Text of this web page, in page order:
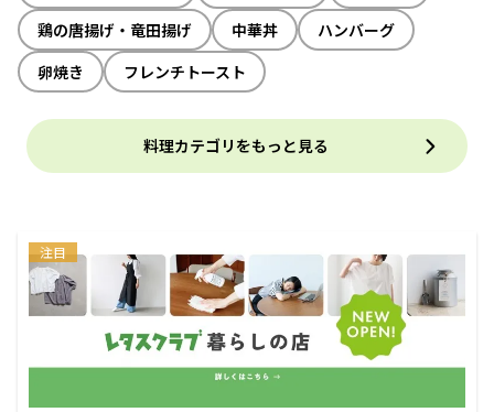
鶏の唐揚げ・竜田揚げ
中華丼
ハンバーグ
卵焼き
フレンチトースト
料理カテゴリをもっと見る
注目